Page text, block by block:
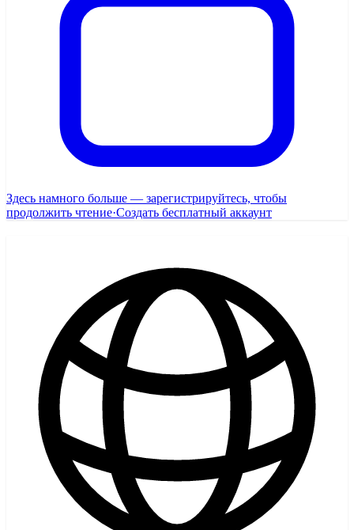
Здесь намного больше — зарегистрируйтесь, чтобы
продолжить чтение·Создать бесплатный аккаунт